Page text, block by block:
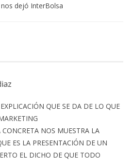
dejó InterBolsa
QUE SE DA DE LO QUE
NOS MUESTRA LA
ES LA PRESENTACIÓN DE UN
EL DICHO DE QUE TODO